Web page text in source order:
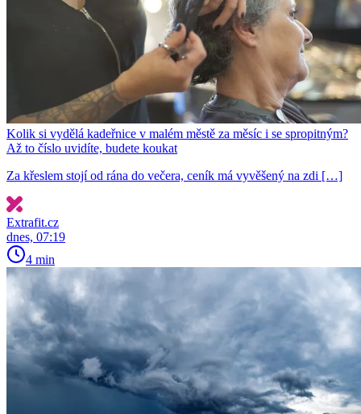
Kolik si vydělá kadeřnice v malém městě za měsíc i se spropitným?
Až to číslo uvidíte, budete koukat
Za křeslem stojí od rána do večera, ceník má vyvěšený na zdi […]
Extrafit.cz
dnes, 07:19
4 min